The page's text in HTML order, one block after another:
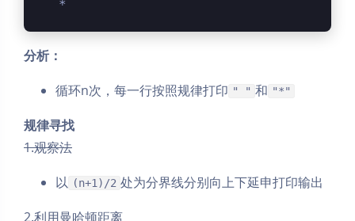
  *
分析：
循环n次，每一行按照规律打印 " " 和 "*"
规律寻找
1.观察法
以 (n+1)/2 处为分界线分别向上下延申打印输出
2.利用曼哈顿距离